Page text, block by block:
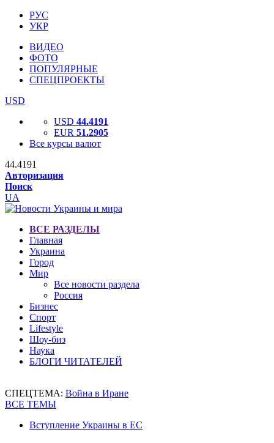
РУС
УКР
ВИДЕО
ФОТО
ПОПУЛЯРНЫЕ
СПЕЦПРОЕКТЫ
USD
USD 44.4191
EUR 51.2905
Все курсы валют
44.4191
Авторизация
Поиск
UA
ВСЕ РАЗДЕЛЫ
Главная
Украина
Город
Мир
Все новости раздела
Россия
Бизнес
Спорт
Lifestyle
Шоу-биз
Наука
БЛОГИ ЧИТАТЕЛЕЙ
СПЕЦТЕМА: Война в Иране
ВСЕ ТЕМЫ
Вступление Украины в ЕС